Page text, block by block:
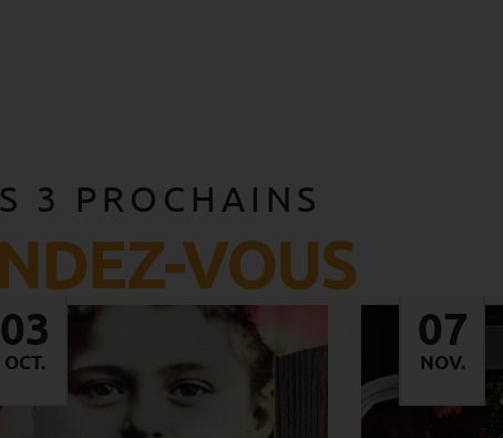
3 PROCHAINS
VOUS